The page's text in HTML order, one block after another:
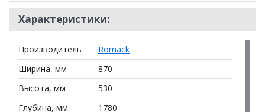
Упаковка 2/4
84*38*26,5
Вес брутто
Упаковка 3/4
87,3*13*11,4
Вес брутто
4,8
Объем
0,02
Характеристики:
Производитель
Romack
Ширина, мм
870
Высота, мм
530
Глубина, мм
1780